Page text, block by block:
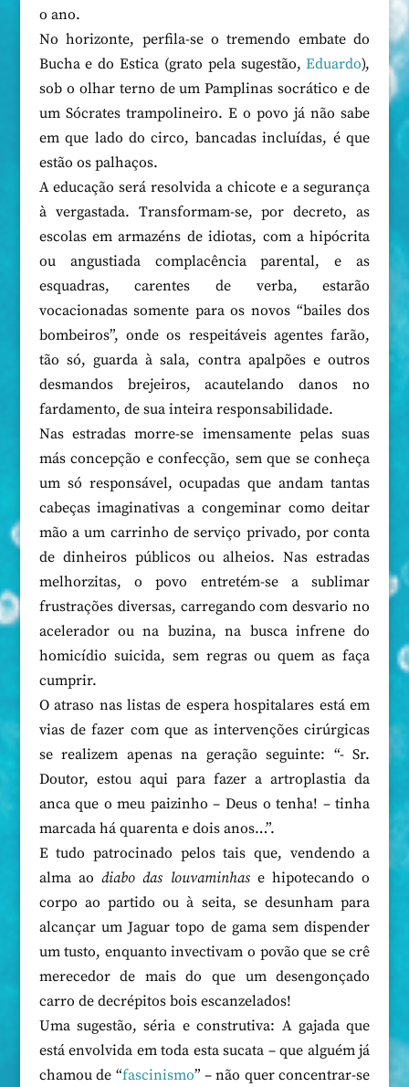
o ano.
No horizonte, perfila-se o tremendo embate do
Bucha e do Estica (grato pela sugestão,Eduardo),
sob o olhar terno de um Pamplinas socrático e de
um Sócrates trampolineiro. E o povo já não sabe
em que lado do circo, bancadas incluídas, é que
estão os palhaços.
A educação será resolvida a chicote e a segurança
à vergastada. Transformam-se, por decreto, as
escolas em armazéns de idiotas, com a hipócrita
ou angustiada complacência parental, e as
esquadras, carentes de verba, estarão
vocacionadas somente para os novos “bailes dos
bombeiros”, onde os respeitáveis agentes farão,
tão só, guarda à sala, contra apalpões e outros
desmandos brejeiros, acautelando danos no
fardamento, de sua inteira responsabilidade.
Nas estradas morre-se imensamente pelas suas
más concepção e confecção, sem que se conheça
um só responsável, ocupadas que andam tantas
cabeças imaginativas a congeminar como deitar
mão a um carrinho de serviço privado, por conta
de dinheiros públicos ou alheios. Nas estradas
melhorzitas, o povo entretém-se a sublimar
frustrações diversas, carregando com desvario no
acelerador ou na buzina, na busca infrene do
homicídio suicida, sem regras ou quem as faça
cumprir.
O atraso nas listas de espera hospitalares está em
vias de fazer com que as intervenções cirúrgicas
se realizem apenas na geração seguinte: “- Sr.
Doutor, estou aqui para fazer a artroplastia da
anca que o meu paizinho – Deus o tenha! – tinha
marcada há quarenta e dois anos…”.
E tudo patrocinado pelos tais que, vendendo a
alma aodiabo das louvaminhase hipotecando o
corpo ao partido ou à seita, se desunham para
alcançar um Jaguar topo de gama sem dispender
um tusto, enquanto invectivam o povão que se crê
merecedor de mais do que um desengonçado
carro de decrépitos bois escanzelados!
Uma sugestão, séria e construtiva: A gajada que
está envolvida em toda esta sucata – que alguém já
chamou de “fascinismo” – não quer concentrar-se